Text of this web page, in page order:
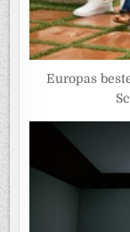
Europas